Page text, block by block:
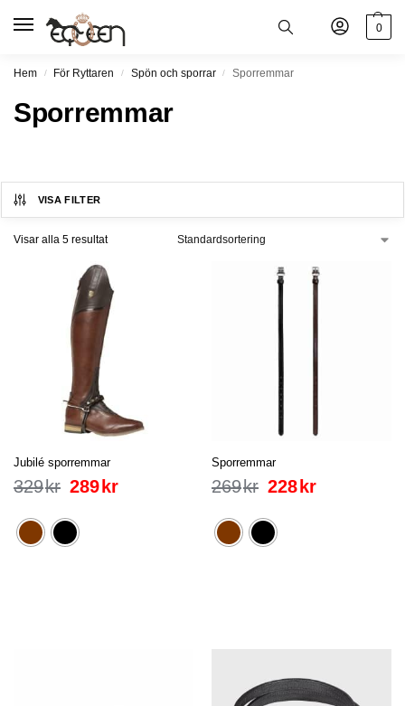
0
Hem / För Ryttaren / Spön och sporrar / Sporremmar
Sporremmar
VISA FILTER
Visar alla 5 resultat
Jubilé sporremmar
329kr 289 kr
Sporremmar
269kr 228 kr